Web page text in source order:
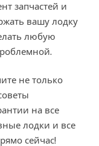
запчастей и
вашу лодку
любую
не только
на все
лодки и все
сейчас!